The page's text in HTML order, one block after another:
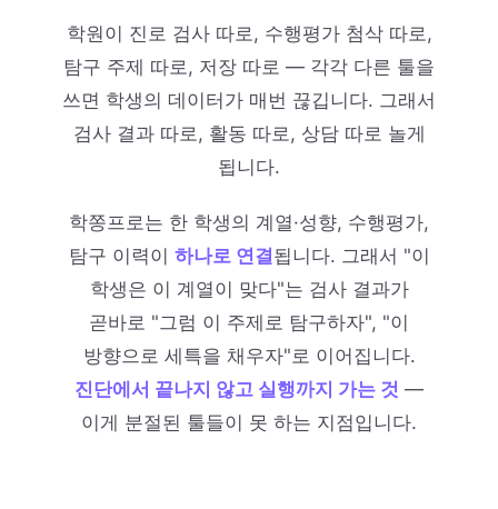
학원이 진로 검사 따로, 수행평가 첨삭 따로,
탐구 주제 따로, 저장 따로 — 각각 다른 툴을
쓰면 학생의 데이터가 매번 끊깁니다. 그래서
검사 결과 따로, 활동 따로, 상담 따로 놀게
됩니다.
학쫑프로는 한 학생의 계열·성향, 수행평가,
탐구 이력이 하나로 연결됩니다. 그래서 "이
학생은 이 계열이 맞다"는 검사 결과가
곧바로 "그럼 이 주제로 탐구하자", "이
방향으로 세특을 채우자"로 이어집니다.
진단에서 끝나지 않고 실행까지 가는 것 —
이게 분절된 툴들이 못 하는 지점입니다.